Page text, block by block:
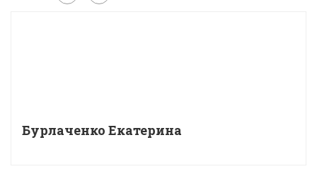
Бурлаченко Екатерина